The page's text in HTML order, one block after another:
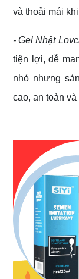
và thoải mái
- Gel Nhật
tiện lợi, dễ
nhỏ nhưng
cao, an toàn